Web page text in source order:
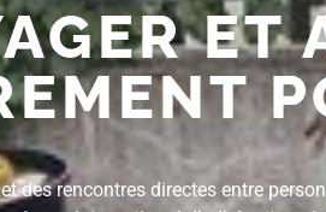
ET
des rencontres directes entre